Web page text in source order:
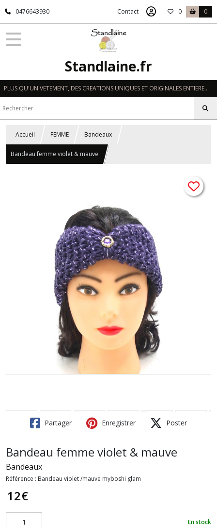
0476643930 Contact 0 0
Standlaine.fr
PLUS QU'UN VETEMENT, DES CREATIONS UNIQUES ET ORIGINALES ENTIEREMENT REALISEES A LA MAIN EN FRANCE
Accueil FEMME Bandeaux
Bandeau femme violet & mauve
Partager Enregistrer Poster
Bandeau femme violet & mauve
Bandeaux
Référence : Bandeau violet /mauve myboshi glam
12€
En stock